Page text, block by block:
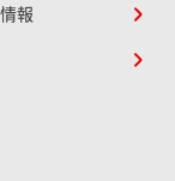
報